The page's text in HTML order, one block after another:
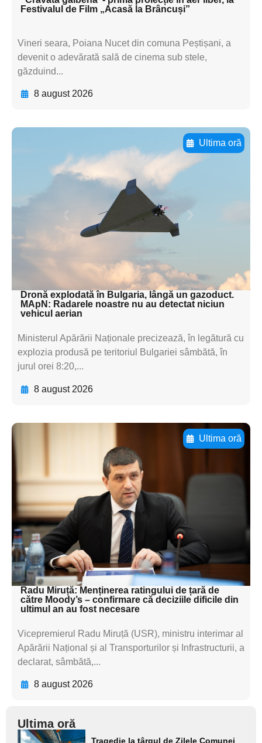
Festivalul de Film „Acasă la Brâncuși”
Vineri seara, Poiana Nucet din comuna Peștișani, a
devenit o adevărată sală de cinema sub stele,
găzduind...
8 august 2026
Ultima oră
Adaugă aici textul pentru
subtitluAdaugă aici
textul pentru
subtitluAdaugă aici
textul pentru
subtitluAdaugă aici
textul pentru subti
Dronă explodată în Bulgaria, lângă un gazoduct.
MApN: Radarele noastre nu au detectat niciun
vehicul aerian
Ministerul Apărării Naționale precizează, în legătură cu
explozia produsă pe teritoriul Bulgariei sâmbătă, în
jurul orei 8:20,...
8 august 2026
Ultima oră
Adaugă aici textul pentru
subtitluAdaugă aici
textul pentru
subtitluAdaugă aici
textul pentru
subtitluAdaugă aici
textul pentru subti
Radu Miruță: Menținerea ratingului de țară de
către Moody’s – confirmare că deciziile dificile din
ultimul an au fost necesare
Vicepremierul Radu Miruță (USR), ministru interimar al
Apărării Național și al Transporturilor și Infrastructurii, a
declarat, sâmbătă,...
8 august 2026
Ultima oră
Adaugă
Tragedie la târgul de Zilele Comunei